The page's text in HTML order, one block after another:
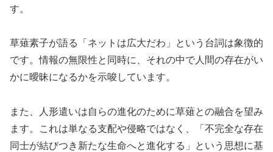
す。
草薙素子が語る「ネットは広大だわ」という台詞は象徴的
です。情報の無限性と同時に、それの中で人間の存在がい
かに曖昧になるかを示唆しています。
また、人形遣いは自らの進化のために草薙との融合を望み
ます。これは単なる支配や侵略ではなく、「不完全な存在
同士が結びつき新たな生命へと進化する」という思想に基